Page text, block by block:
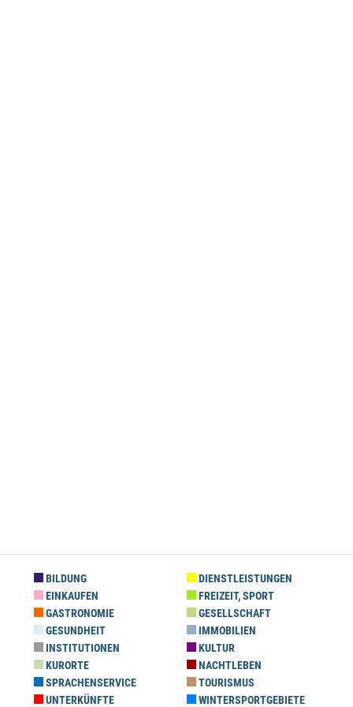
BILDUNG
DIENSTLEISTUNGEN
EINKAUFEN
FREIZEIT, SPORT
GASTRONOMIE
GESELLSCHAFT
GESUNDHEIT
IMMOBILIEN
INSTITUTIONEN
KULTUR
KURORTE
NACHTLEBEN
SPRACHENSERVICE
TOURISMUS
UNTERKÜNFTE
WINTERSPORTGEBIETE